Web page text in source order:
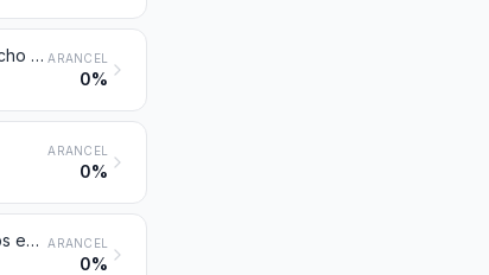
Aceleradores de vulcanización preparados; plastificantes compuestos para caucho o plástico, no expresados ni comprendidos en otra parte; preparaciones antioxidantes y demás estabilizantes compuestos para caucho o plástico ARANCEL
0%
ARANCEL
0%
Disolventes y diluyentes orgánicos compuestos, no expresados ni comprendidos en otra parte; preparaciones para quitar pinturas o barnices ARANCEL
0%